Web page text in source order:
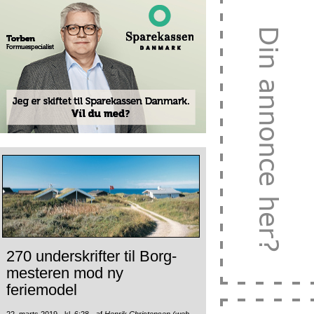
270 underskrifter til Borg-
mesteren mod ny
feriemodel